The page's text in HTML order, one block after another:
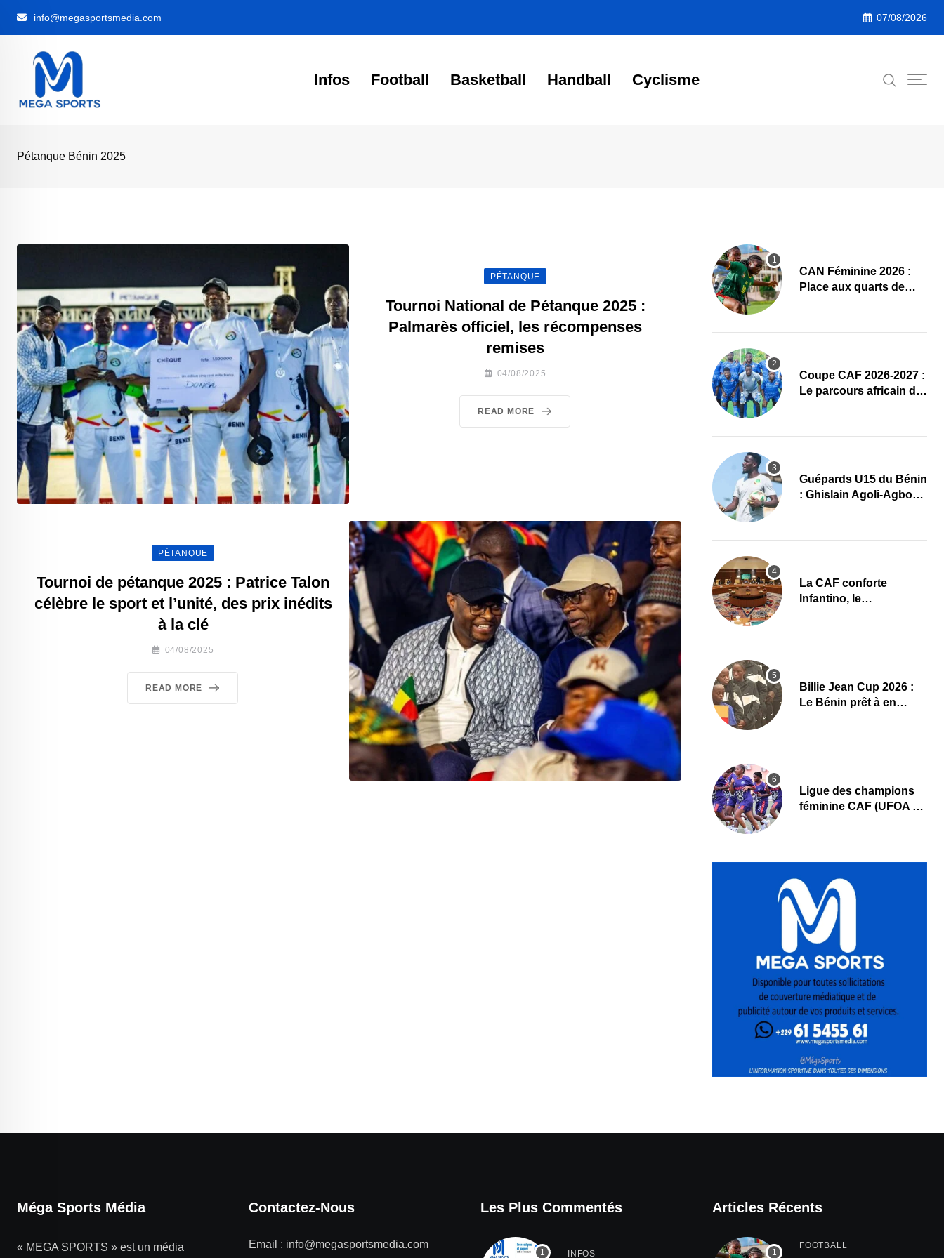
info@megasportsmedia.com 07/08/2026
Infos Football Basketball Handball Cyclisme
Pétanque Bénin 2025
PÉTANQUE
Tournoi National de Pétanque 2025 :
Palmarès officiel, les récompenses
remises
04/08/2025
READ MORE
PÉTANQUE
Tournoi de pétanque 2025 : Patrice Talon
célèbre le sport et l’unité, des prix inédits
à la clé
04/08/2025
READ MORE
CAN Féminine 2026 :
Place aux quarts de
Coupe CAF 2026-2027 :
Le parcours africain de
Guépards U15 du Bénin
: Ghislain Agoli-Agbo
La CAF conforte
Infantino, le
Billie Jean Cup 2026 :
Le Bénin prêt à en
Ligue des champions
féminine CAF (UFOA A)
Méga Sports Média
« MEGA SPORTS » est un média
Contactez-Nous
Email : info@megasportsmedia.com
Les Plus Commentés
INFOS
Articles Récents
FOOTBALL